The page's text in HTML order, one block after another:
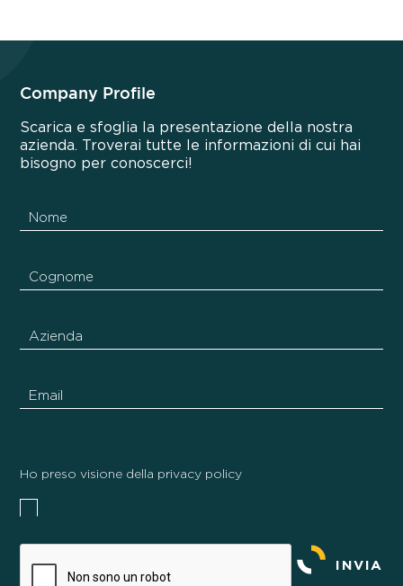
Company Profile
Scarica e sfoglia la presentazione della nostra
azienda. Troverai tutte le informazioni di cui hai
bisogno per conoscerci!
Ho preso visione della privacy policy
INVIA